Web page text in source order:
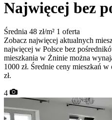
Najwięcej bez
Średnia 48 zł/m² 1 oferta
Zobacz najwięcej aktualnych
najwięcej w Polsce bez
mieszkania w Żninie można
1000 zł. Średnie ceny mieszkań
zł.
4